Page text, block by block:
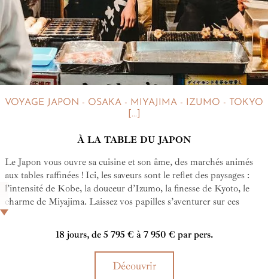
VOYAGE JAPON - OSAKA - MIYAJIMA - IZUMO - TOKYO
[...]
À LA TABLE DU JAPON
Le Japon vous ouvre sa cuisine et son âme, des marchés animés
aux tables raffinées ! Ici, les saveurs sont le reflet des paysages :
l’intensité de Kobe, la douceur d’Izumo, la finesse de Kyoto, le
charme de Miyajima. Laissez vos papilles s’aventurer sur ces
terres où la gastronomie devient un art de vivre, entre
authenticité et créativité. Un voyage culinaire au Japon comme
expérience immersive absolue.
18 jours, de 5 795 € à 7 950 € par pers.
Découvrir